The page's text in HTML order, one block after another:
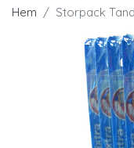
Hem Storpack